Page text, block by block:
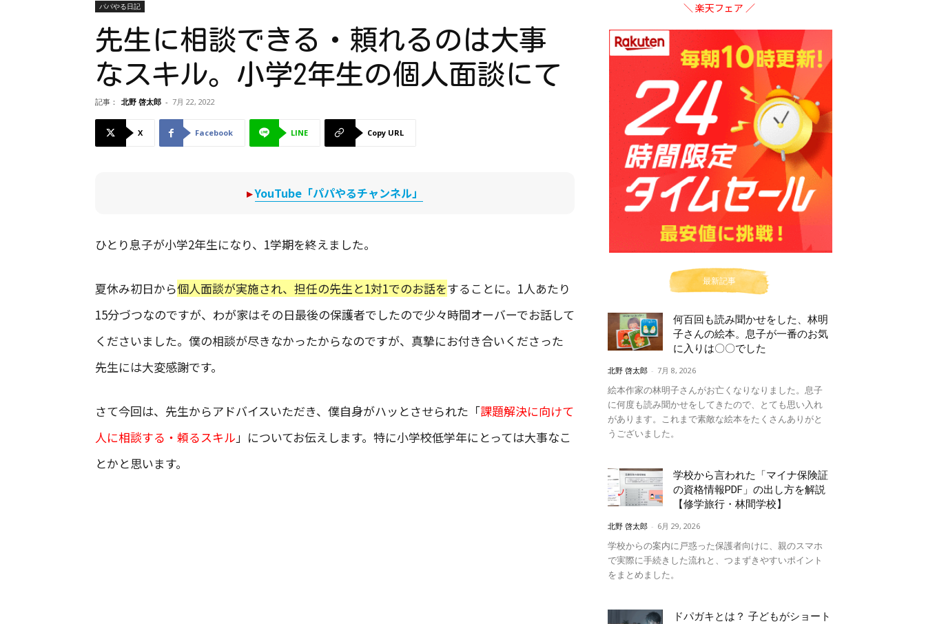
パパやる日記
先生に相談できる・頼れるのは大事
なスキル。小学2年生の個人面談にて
記事： 北野 啓太郎 - 7月 22, 2022
X Facebook LINE Copy URL
▸YouTube「パパやるチャンネル」
ひとり息子が小学2年生になり、1学期を終えました。
夏休み初日から個人面談が実施され、担任の先生と1対1でのお話をすることに。1人あたり
15分づつなのですが、わが家はその日最後の保護者でしたので少々時間オーバーでお話して
くださいました。僕の相談が尽きなかったからなのですが、真摯にお付き合いくださった
先生には大変感謝です。
さて今回は、先生からアドバイスいただき、僕自身がハッとさせられた「課題解決に向けて
人に相談する・頼るスキル 」についてお伝えします。特に小学校低学年にとっては大事なこ
とかと思います。
＼ 楽天フェア ／
最新記事
何百回も読み聞かせをした、林明
子さんの絵本。息子が一番のお気
に入りは〇〇でした
北野 啓太郎 - 7月 8, 2026
絵本作家の林明子さんがお亡くなりなりました。息子
に何度も読み聞かせをしてきたので、とても思い入れ
があります。これまで素敵な絵本をたくさんありがと
うございました。
学校から言われた「マイナ保険証
の資格情報PDF」の出し方を解説
【修学旅行・林間学校】
北野 啓太郎 - 6月 29, 2026
学校からの案内に戸惑った保護者向けに、親のスマホ
で実際に手続きした流れと、つまずきやすいポイント
をまとめました。
ドパガキとは？ 子どもがショート